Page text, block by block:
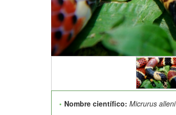
Nombre científico: Micrurus alleni